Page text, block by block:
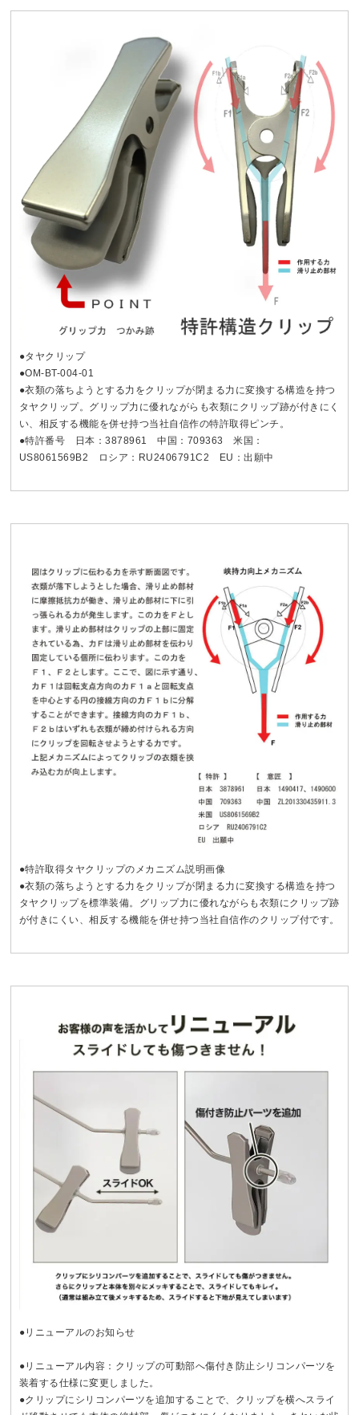
●タヤクリップ
●OM-BT-004-01
●衣類の落ちようとする力をクリップが閉まる力に変換する構造を持つ
タヤクリップ。グリップ力に優れながらも衣類にクリップ跡が付きにく
い、相反する機能を併せ持つ当社自信作の特許取得ピンチ。
●特許番号 日本：3878961 中国：709363 米国：
US8061569B2 ロシア：RU2406791C2 EU：出願中
●特許取得タヤクリップのメカニズム説明画像
●衣類の落ちようとする力をクリップが閉まる力に変換する構造を持つ
タヤクリップを標準装備。グリップ力に優れながらも衣類にクリップ跡
が付きにくい、相反する機能を併せ持つ当社自信作のクリップ付です。
●リニューアルのお知らせ
●リニューアル内容：クリップの可動部へ傷付き防止シリコンパーツを
装着する仕様に変更しました。
●クリップにシリコンパーツを追加することで、クリップを横へスライ